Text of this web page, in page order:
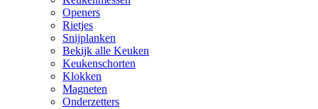
Openers
Rietjes
Snijplanken
Bekijk alle Keuken
Keukenschorten
Klokken
Magneten
Onderzetters